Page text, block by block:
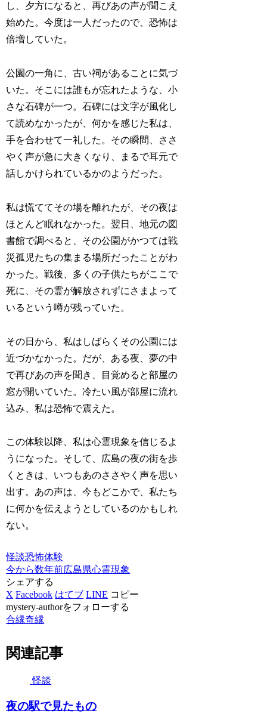
し、夕方になると、再びあの声が聞こえ
始めた。今度は一人だったので、恐怖は
倍増していた。
公園の一角に、古い祠があることに気づ
いた。そこには誰もが忘れたような、小
さな石碑が一つ。石碑には文字が風化し
て読めなかったが、何かを感じた私は、
手を合わせて一礼した。その瞬間、ささ
やく声が急に大きくなり、まるで耳元で
話しかけられているかのようだった。
私は慌ててその場を離れたが、その夜は
ほとんど眠れなかった。翌日、地元の図
書館で調べると、その公園がかつては戦
災孤児たちの集まる場所だったことがわ
かった。戦後、多くの子供たちがここで
死に、その霊が解放されずにさまよって
いるという噂が残っていた。
その日から、私はしばらくその公園には
近づかなかった。だが、ある夜、夢の中
で再びあの声を聞き、目覚めると部屋の
窓が開いていた。冷たい風が部屋に流れ
込み、私は恐怖で震えた。
この体験以降、私は心霊現象を信じるよ
うになった。そして、広島の夜の街を歩
くときは、いつもあのささやく声を思い
出す。あの声は、今もどこかで、私たち
に何かを伝えようとしているのかもしれ
ない。
怪談恐怖体験
今から数年前広島県心霊現象
シェアする
X Facebook はてブ LINE コピー
mystery-authorをフォローする
合縁奇縁
関連記事
怪談
夜の駅で見たもの